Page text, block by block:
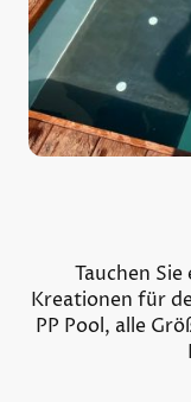
Tauchen
Kreationen für
PP Pool, alle